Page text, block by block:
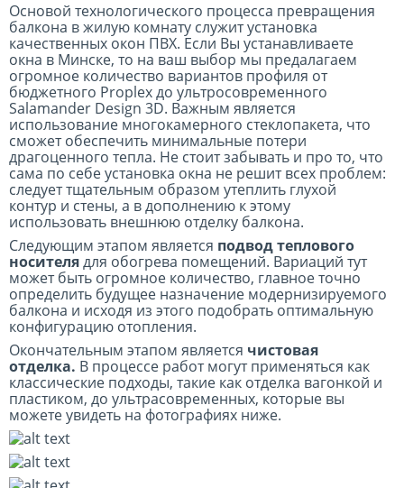
Основой технологического процесса превращения
балкона в жилую комнату служит установка
качественных окон ПВХ. Если Вы устанавливаете
окна в Минске, то на ваш выбор мы предалагаем
огромное количество вариантов профиля от
бюджетного Proplex до ультросовременного
Salamander Design 3D. Важным является
использование многокамерного стеклопакета, что
сможет обеспечить минимальные потери
драгоценного тепла. Не стоит забывать и про то, что
сама по себе установка окна не решит всех проблем:
следует тщательным образом утеплить глухой
контур и стены, а в дополнению к этому
использовать внешнюю отделку балкона.
Следующим этапом является подвод теплового
носителядля обогрева помещений. Вариаций тут
может быть огромное количество, главное точно
определить будущее назначение модернизируемого
балкона и исходя из этого подобрать оптимальную
конфигурацию отопления.
Окончательным этапом является чистовая
отделка. В процессе работ могут применяться как
классические подходы, такие как отделка вагонкой и
пластиком, до ультрасовременных, которые вы
можете увидеть на фотографиях ниже.